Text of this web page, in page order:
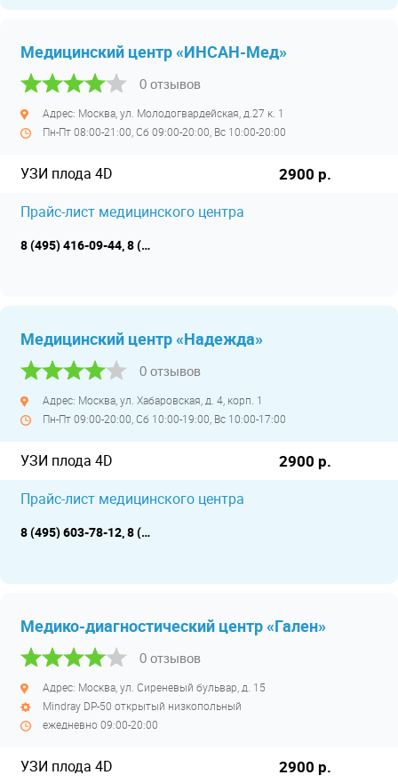
Медицинский центр «ИНСАН-Мед»
0 отзывов
Адрес: Москва, ул. Молодогвардейская, д.27 к. 1
Пн-Пт 08:00-21:00, Сб 09:00-20:00, Вс 10:00-20:00
УЗИ плода 4D 2900 р.
Прайс-лист медицинского центра
8 (495) 416-09-44, 8 (495) 416-09-45
Медицинский центр «Надежда»
0 отзывов
Адрес: Москва, ул. Хабаровская, д. 4, корп. 1
Пн-Пт 09:00-20:00, Сб 10:00-19:00, Вс 10:00-17:00
УЗИ плода 4D 2900 р.
Прайс-лист медицинского центра
8 (495) 603-78-12, 8 (495) 740-75-66
Медико-диагностический центр «Гален»
0 отзывов
Адрес: Москва, ул. Сиреневый бульвар, д. 15
Mindray DP-50 открытый низкопольный
ежедневно 09:00-20:00
УЗИ плода 4D 2900 р.